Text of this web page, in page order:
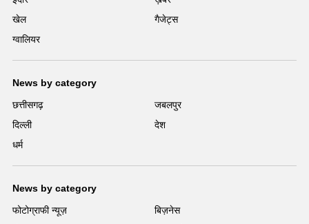
खेल
गैजेट्स
ग्वालियर
News by category
छत्तीसगढ़
जबलपुर
दिल्ली
देश
धर्म
News by category
फोटोग्राफी न्यूज़
बिज़नेस